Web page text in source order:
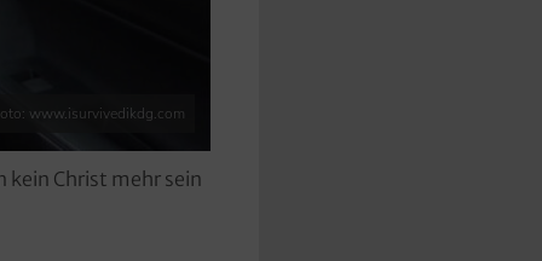
www.isurvivedikdg.com
kein Christ mehr sein